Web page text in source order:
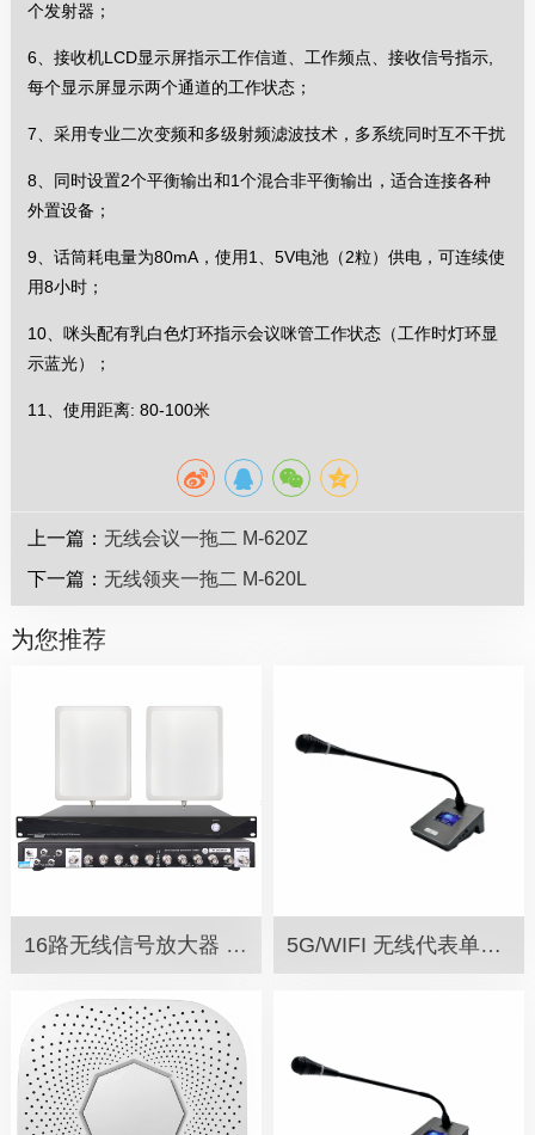
个发射器；
6、接收机LCD显示屏指示工作信道、工作频点、接收信号指示,
每个显示屏显示两个通道的工作状态；
7、采用专业二次变频和多级射频滤波技术，多系统同时互不干扰
8、同时设置2个平衡输出和1个混合非平衡输出，适合连接各种
外置设备；
9、话筒耗电量为80mA，使用1、5V电池（2粒）供电，可连续使
用8小时；
10、咪头配有乳白色灯环指示会议咪管工作状态（工作时灯环显
示蓝光）；
11、使用距离: 80-100米
上一篇：无线会议一拖二 M-620Z
下一篇：无线领夹一拖二 M-620L
为您推荐
16路无线信号放大器 MN-200N 5G/WIFI 无线代表单元 SW-50BG